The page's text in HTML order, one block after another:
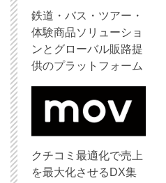
鉄道・バス・ツアー・
体験商品ソリューショ
ンとグローバル販路提
供のプラットフォーム
クチコミ最適化で売上
を最大化させるDX集